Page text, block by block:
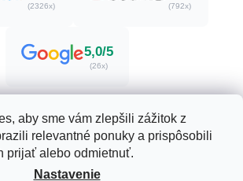
aby sme vám zlepšili zážitok z
relevantné ponuky a prispôsobili
prijať alebo odmietnuť.
Nastavenie
(2326x) (792x)
5,0/5
(26x)
Vytvoril Shoptet